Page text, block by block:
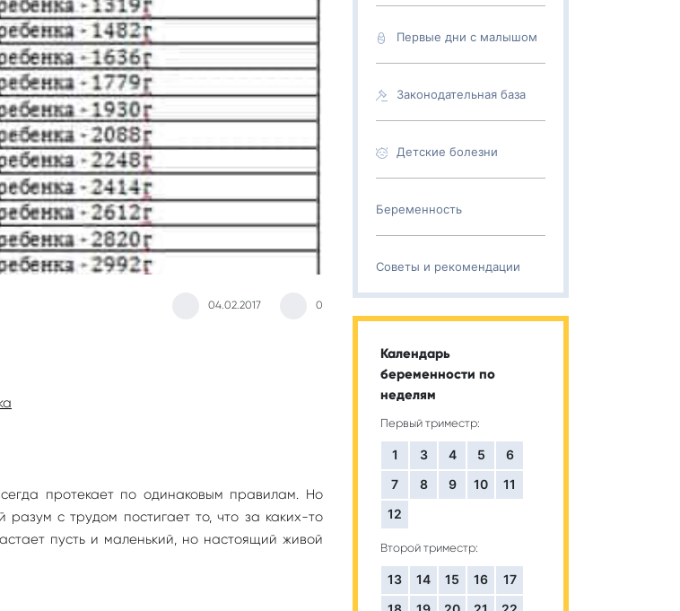
04.02.2017 0
протекает по одинаковым правилам. Но
с трудом постигает то, что за каких-то
пусть и маленький, но настоящий живой
Первые дни с малышом
Законодательная база
Детские болезни
Беременность
Советы и рекомендации
Календарь
беременности по
неделям
Первый триместр:
1 3 4 5
6
7
8 9 10
11
12
Второй триместр:
13 14 15 16
17